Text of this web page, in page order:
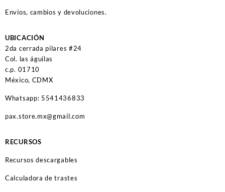
Envíos, cambios y devoluciones.
UBICACIÓN
2da cerrada pilares #24
Col. las águilas
c.p. 01710
México, CDMX
Whatsapp: 5541436833
pax.store.mx@gmail.com
RECURSOS
Recursos descargables
Calculadora de trastes